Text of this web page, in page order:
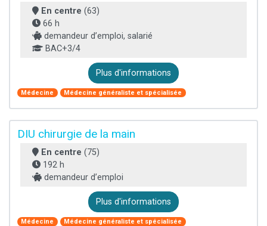
En centre (63)
66 h
demandeur d’emploi, salarié
BAC+3/4
Plus d'informations
Médecine Médecine généraliste et spécialisée
DIU chirurgie de la main
En centre (75)
192 h
demandeur d’emploi
Plus d'informations
Médecine Médecine généraliste et spécialisée